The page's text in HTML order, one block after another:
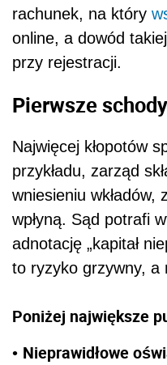
rachunek, na który
online, a dowód
przy rejestracji.
Pierwsze
Najwięcej kłopotów
przykładu, zarząd
wniesieniu wkładów,
wpłyną. Sąd potrafi
adnotację „kapitał
to ryzyko grzywny, a
Poniżej największe
• Nieprawidłowe